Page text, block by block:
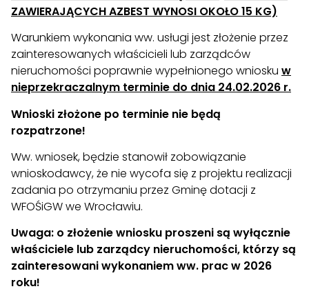
ZAWIERAJĄCYCH AZBEST WYNOSI OKOŁO 15 KG)
Warunkiem wykonania ww. usługi jest złożenie przez
zainteresowanych właścicieli lub zarządców
nieruchomości poprawnie wypełnionego wniosku w
nieprzekraczalnym terminie do dnia 24.02.2026 r.
Wnioski złożone po terminie nie będą
rozpatrzone!
Ww. wniosek, będzie stanowił zobowiązanie
wnioskodawcy, że nie wycofa się z projektu realizacji
zadania po otrzymaniu przez Gminę dotacji z
WFOŚiGW we Wrocławiu.
Uwaga: o złożenie wniosku proszeni są wyłącznie
właściciele lub zarządcy nieruchomości, którzy są
zainteresowani wykonaniem ww. prac w 2026
roku!